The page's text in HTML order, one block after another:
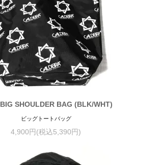
BIG SHOULDER BAG (BLK/WHT)
ビッグトートバッグ
4,900円(税込5,390円)